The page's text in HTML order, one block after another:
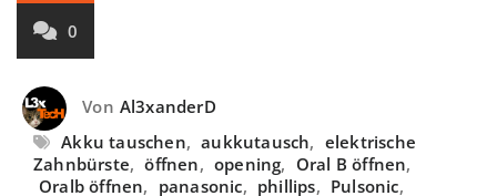
0
Von Al3xanderD
Akku tauschen, aukkutausch, elektrische
Zahnbürste, öffnen, opening, Oral B öffnen,
Oralb öffnen, panasonic, phillips, Pulsonic,